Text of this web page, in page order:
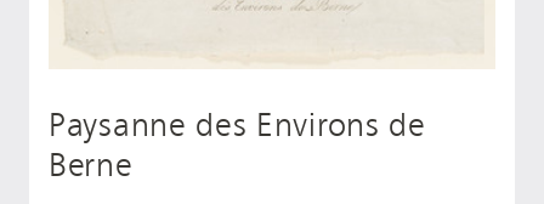
Paysanne des Environs de
Berne